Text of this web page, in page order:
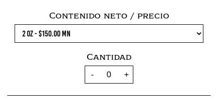
Contenido neto / precio
Cantidad